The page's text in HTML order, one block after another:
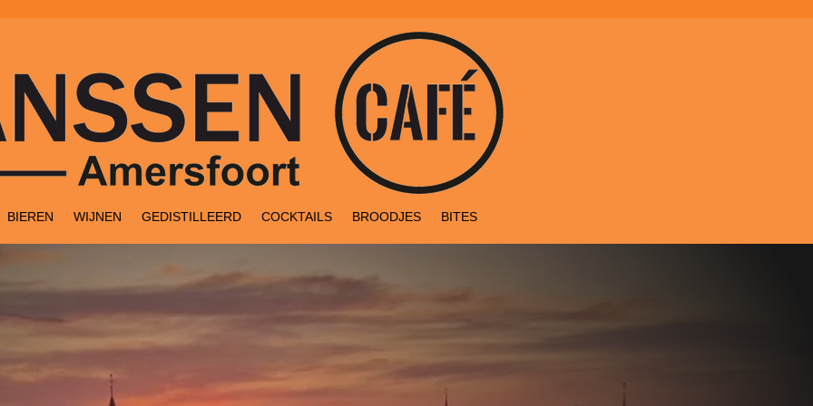
BIEREN WIJNEN GEDISTILLEERD COCKTAILS BROODJES BITES